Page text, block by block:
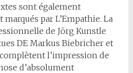
sont également
par L’Empathie. La
de Jörg Kunstle
DE Markus Biebricher et
l’impression de
d’absolument